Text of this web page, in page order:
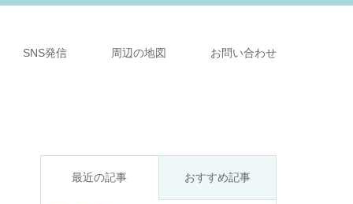
SNS発信 周辺の地図 お問い合わせ
最近の記事 おすすめ記事